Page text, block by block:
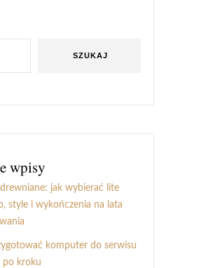
SZUKAJ
wpisy
jak wybierać lite
style i wykończenia na lata
komputer do serwisu
kroku